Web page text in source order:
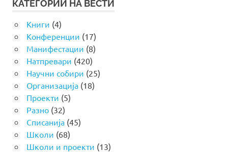
КАТЕГОРИИ НА ВЕСТИ
Книги (4)
Конференции (17)
Манифестации (8)
Натпревари (420)
Научни собири (25)
Организација(18)
Проекти (5)
Разно(32)
Списанија(45)
Школи (68)
Школи и проекти (13)